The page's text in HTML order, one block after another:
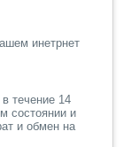
инетрнет
течение 14
состоянии и
и обмен на